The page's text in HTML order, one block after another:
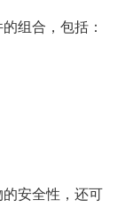
组合，包括：
安全性，还可